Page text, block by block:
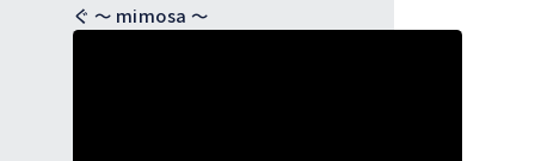
ぐ 〜 mimosa 〜